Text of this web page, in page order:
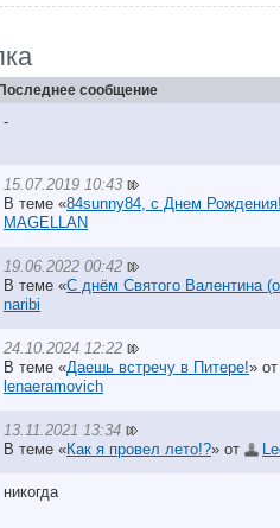
Последнее сообщение
-
15.07.2019 10:43
В теме «84sunny84, с Днем
MAGELLAN
19.06.2022 00:42
В теме «С днём Святого Валентина
naribi
24.10.2024 12:22
В теме «Даешь встречу в Питере!»
lenaeramovich
13.11.2021 13:34
В теме «Как я провел лето!?» от
никогда